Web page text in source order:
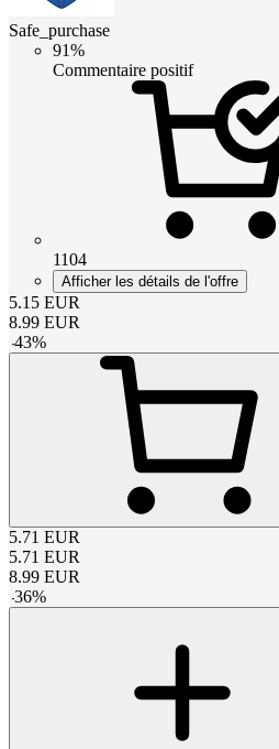
Safe_purchase
91%
Commentaire positif
1104
Afficher les détails de l'offre
5.15 EUR
8.99 EUR
-43%
5.71 EUR
5.71 EUR
8.99 EUR
-36%